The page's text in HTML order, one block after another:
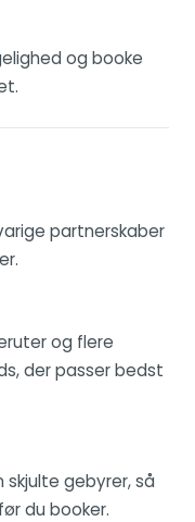
og booke
partnerskaber
og flere
der passer bedst
gebyrer, så
du booker.